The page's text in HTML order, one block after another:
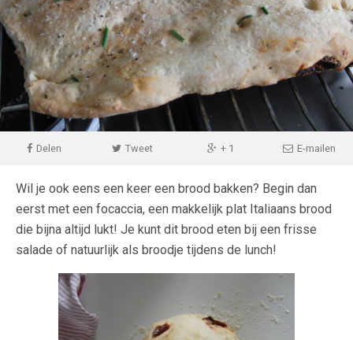
Delen Tweet + 1 E-mailen
Wil je ook eens een keer een brood bakken? Begin dan
eerst met een focaccia, een makkelijk plat Italiaans brood
die bijna altijd lukt! Je kunt dit brood eten bij een frisse
salade of natuurlijk als broodje tijdens de lunch!